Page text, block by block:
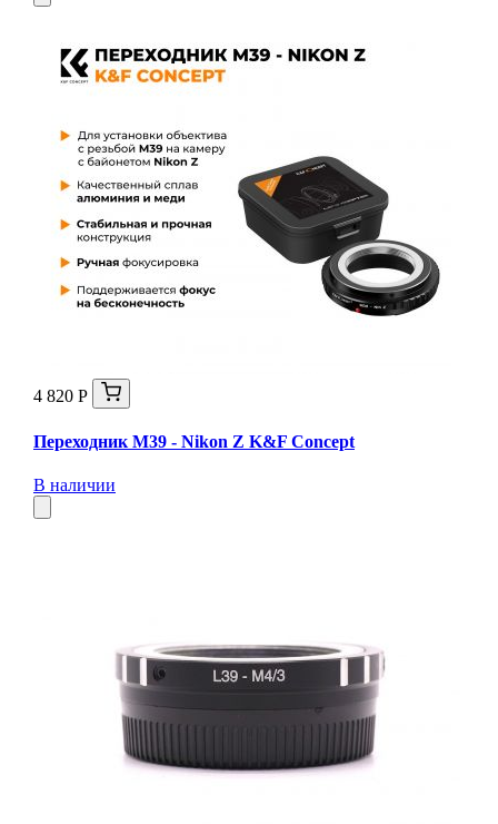
4 820 Р
Переходник M39 - Nikon Z K&F Concept
В наличии